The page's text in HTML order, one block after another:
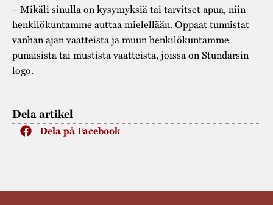
Dela artikel
Dela på Facebook
– Mikäli sinulla on kysymyksiä tai tarvitset apua, niin
henkilökuntamme auttaa mielellään. Oppaat tunnistat
vanhan ajan vaatteista ja muun henkilökuntamme
punaisista tai mustista vaatteista, joissa on Stundarsin
logo.